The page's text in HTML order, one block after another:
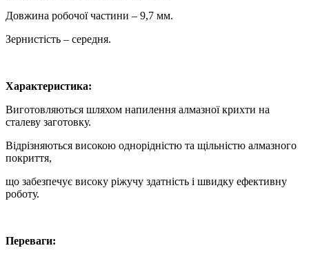
Довжина робочої частини – 9,7 мм.
Зернистість – середня.
Характеристика:
Виготовляються шляхом напилення алмазної крихти на
сталеву заготовку.
Відрізняються високою однорідністю та щільністю алмазного
покриття,
що забезпечує високу ріжучу здатність і швидку ефективну
роботу.
Переваги: